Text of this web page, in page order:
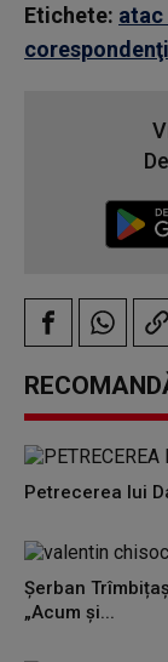
Etichete: atac
Petrecerea lui
Șerban
„Acum și...